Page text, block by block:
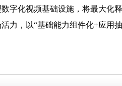
字化视频基础设施，将最大化
力，以“基础能力组件化+应用